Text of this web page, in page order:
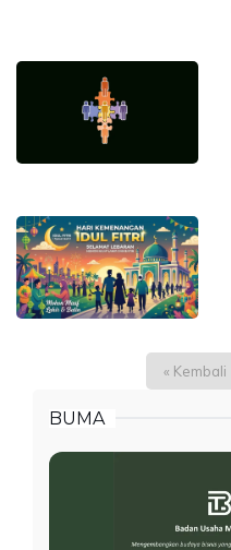
« Kembali
BUMA